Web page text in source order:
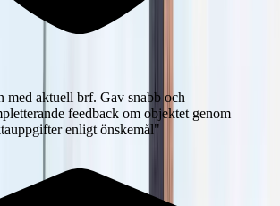
med aktuell brf. Gav snabb och
feedback om objektet genom
enligt önskemål"